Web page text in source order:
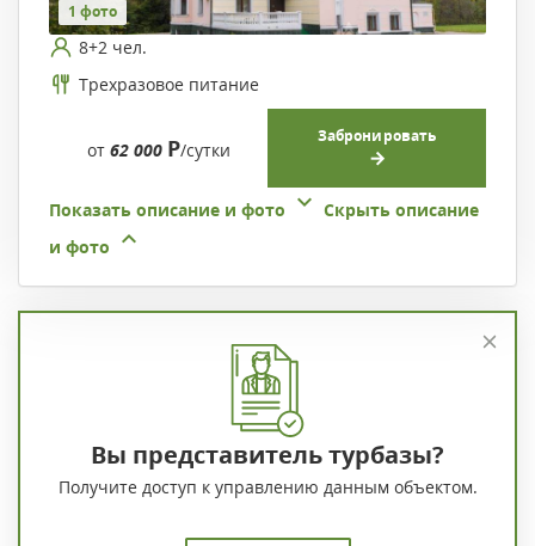
1 фото
8+2 чел.
Трехразовое питание
от 62 000 Р/сутки
Забронировать
Показать описание и фото
Скрыть описание
и фото
Вы представитель турбазы?
Получите доступ к управлению данным объектом.